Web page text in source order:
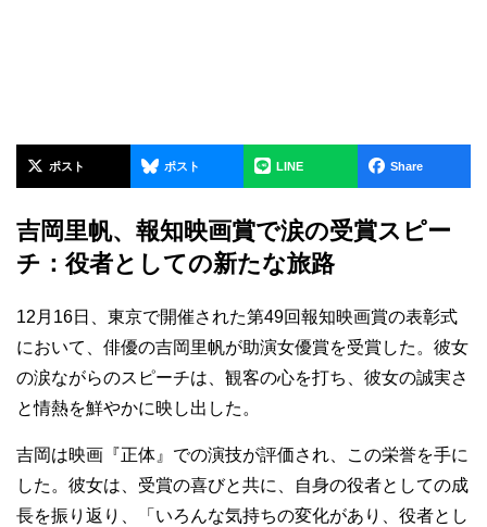
ポスト ポスト LINE Share
吉岡里帆、報知映画賞で涙の受賞スピー
チ：役者としての新たな旅路
12月16日、東京で開催された第49回報知映画賞の表彰式
において、俳優の吉岡里帆が助演女優賞を受賞した。彼女
の涙ながらのスピーチは、観客の心を打ち、彼女の誠実さ
と情熱を鮮やかに映し出した。
吉岡は映画『正体』での演技が評価され、この栄誉を手に
した。彼女は、受賞の喜びと共に、自身の役者としての成
長を振り返り、「いろんな気持ちの変化があり、役者とし